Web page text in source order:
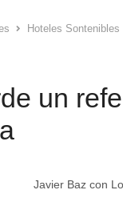
Hoteles Sontenibles
un